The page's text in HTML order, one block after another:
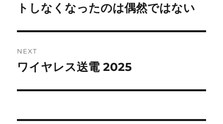
トしなくなったのは偶然ではない
NEXT
Next
ワイヤレス送電 2025